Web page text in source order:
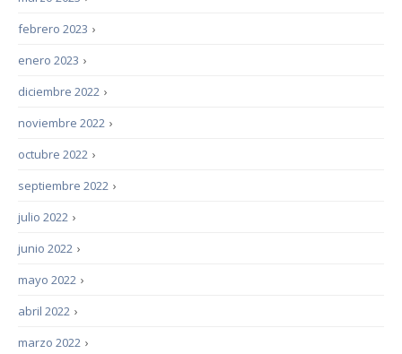
›
febrero 2023
›
enero 2023
›
diciembre 2022
›
noviembre 2022
›
octubre 2022
›
septiembre 2022
›
julio 2022
›
junio 2022
›
mayo 2022
›
abril 2022
›
marzo 2022